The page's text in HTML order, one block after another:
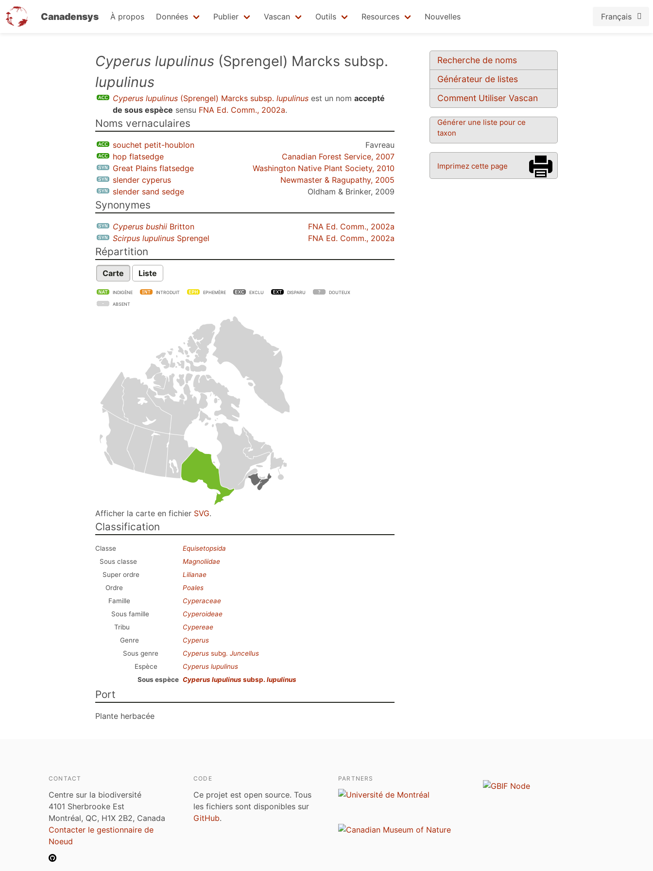
Canadensys À propos Données Publier Vascan Outils Resources Nouvelles Français
Recherche de noms
Générateur de listes
Comment Utiliser Vascan
Générer une liste pour ce
taxon
Imprimez cette page
Cyperus lupulinus (Sprengel) Marcks subsp.
lupulinus
Cyperus lupulinus (Sprengel) Marcks subsp. lupulinus est un nom accepté
de sous espèce sensu FNA Ed. Comm., 2002a.
Noms vernaculaires
souchet petit-houblon
Favreau
hop flatsedge
Canadian Forest Service, 2007
Great Plains flatsedge
Washington Native Plant Society, 2010
slender cyperus
Newmaster & Ragupathy, 2005
slender sand sedge
Oldham & Brinker, 2009
Synonymes
Cyperus bushii Britton
FNA Ed. Comm., 2002a
Scirpus lupulinus Sprengel FNA Ed. Comm., 2002a
Répartition
Carte Liste
INDIGÈNE INTRODUIT EPHEMÈRE EXCLU DISPARU DOUTEUX
ABSENT
Afficher la carte en fichier SVG.
Classification
Classe
Equisetopsida
Sous classe
Magnoliidae
Super ordre
Lilianae
Ordre
Poales
Famille
Cyperaceae
Sous famille
Cyperoideae
Tribu
Cypereae
Genre
Cyperus
Sous genre
Cyperus subg. Juncellus
Espèce
Cyperus lupulinus
Sous espèce Cyperus lupulinus subsp. lupulinus
Port
Plante herbacée
CONTACT
Centre sur la biodiversité
4101 Sherbrooke Est
Montréal, QC, H1X 2B2, Canada
Contacter le gestionnaire de
Noeud
CODE
Ce projet est open source. Tous
les fichiers sont disponibles sur
GitHub.
PARTNERS